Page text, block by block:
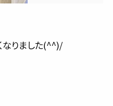
なりました(^^)/